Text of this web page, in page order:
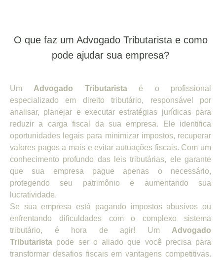
O que faz um Advogado Tributarista e como
pode ajudar sua empresa?
Um Advogado Tributaristaé o profissional
especializado em direito tributário, responsável por
analisar, planejar e executar estratégias jurídicas para
reduzir a carga fiscal da sua empresa. Ele identifica
oportunidades legais para minimizar impostos, recuperar
valores pagos a mais e evitar autuações fiscais. Com um
conhecimento profundo das leis tributárias, ele garante
que sua empresa pague apenas o necessário,
protegendo seu patrimônio e aumentando sua
lucratividade.
Se sua empresa está pagando impostos abusivos ou
enfrentando dificuldades com o complexo sistema
tributário, é hora de agir! Um Advogado
Tributarista pode ser o aliado que você precisa para
transformar desafios fiscais em vantagens competitivas.